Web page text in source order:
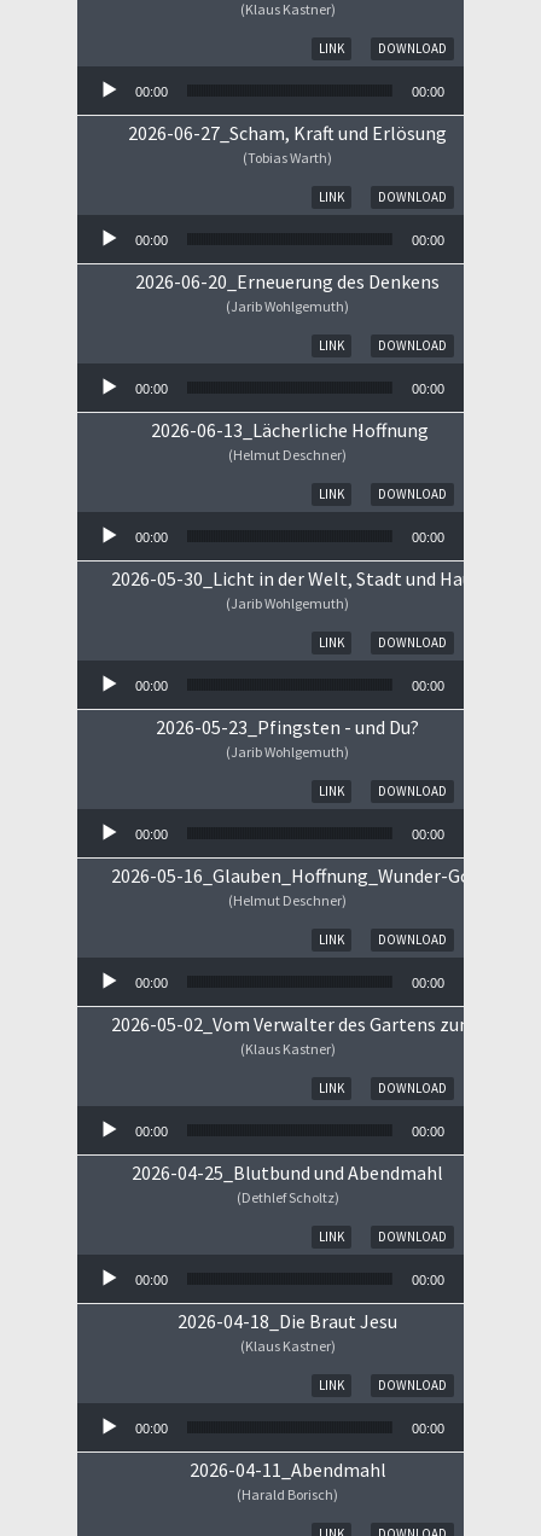
(Klaus Kastner)
DOWNLOAD
LINK
00:00 00:00
2026-06-27_Scham, Kraft und Erlösung
(Tobias Warth)
DOWNLOAD
LINK
00:00 00:00
2026-06-20_Erneuerung des Denkens
(Jarib Wohlgemuth)
DOWNLOAD
LINK
00:00 00:00
2026-06-13_Lächerliche Hoffnung
(Helmut Deschner)
DOWNLOAD
LINK
00:00 00:00
2026-05-30_Licht in der Welt, Stadt und Haus
(Jarib Wohlgemuth)
DOWNLOAD
LINK
00:00 00:00
2026-05-23_Pfingsten - und Du?
(Jarib Wohlgemuth)
DOWNLOAD
LINK
00:00 00:00
2026-05-16_Glauben_Hoffnung_Wunder-
(Helmut Deschner)
DOWNLOAD
LINK
00:00 00:00
2026-05-02_Vom Verwalter des Gartens zum
(Klaus Kastner)
DOWNLOAD
LINK
00:00 00:00
2026-04-25_Blutbund und Abendmahl
(Dethlef Scholtz)
DOWNLOAD
LINK
00:00 00:00
2026-04-18_Die Braut Jesu
(Klaus Kastner)
DOWNLOAD
LINK
00:00 00:00
2026-04-11_Abendmahl
(Harald Borisch)